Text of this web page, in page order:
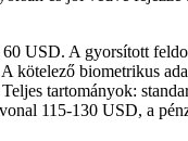
USD. A gyorsított
kötelező biometrikus
tartományok:
115-130 USD, a